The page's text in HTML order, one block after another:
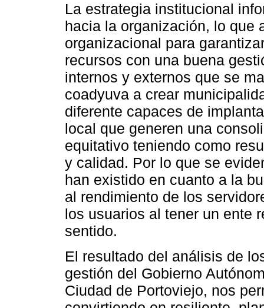
La estrategia institucional
hacia la organización, lo que
organizacional para
recursos con una buena
internos y externos que se
coadyuva a crear
diferente capaces de
local que generen una
equitativo teniendo como
y calidad. Por lo que se
han existido en cuanto a la
al rendimiento de los
los usuarios al tener un ente
sentido.
El resultado del análisis de
gestión del Gobierno
Ciudad de Portoviejo, nos